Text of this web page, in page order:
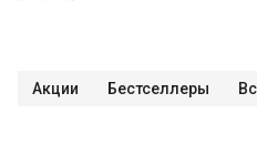
Акции Бестселлеры